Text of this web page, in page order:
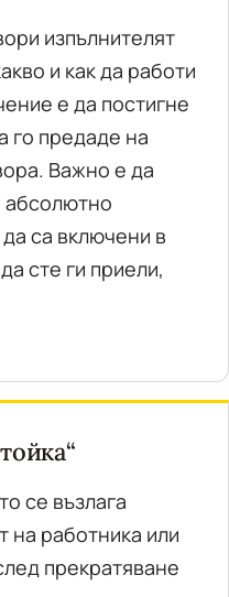
изпълнителят
и как да работи
е да постигне
го предаде на
Важно е да
абсолютно
са включени в
сте ги приели,
се възлага
на работника или
прекратяване